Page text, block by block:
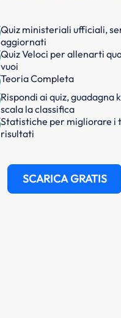
Quiz ministeriali ufficiali,
aggiornati
Quiz Veloci per allenarti
vuoi
Teoria Completa
Rispondi ai quiz, guadagna
scala la classifica
Statistiche per migliorare i
risultati
SCARICA GRATIS